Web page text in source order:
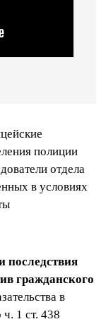
полиции
отдела
в условиях
последствия
гражданского
в
1 ст. 438